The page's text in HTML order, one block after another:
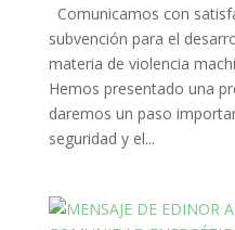
Comunicamos con
subvención para el
materia de violencia
Hemos presentado una
daremos un paso
seguridad y el...